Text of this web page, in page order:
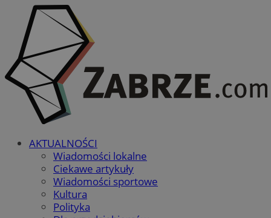
AKTUALNOŚCI
Wiadomości lokalne
Ciekawe artykuły
Wiadomości sportowe
Kultura
Polityka